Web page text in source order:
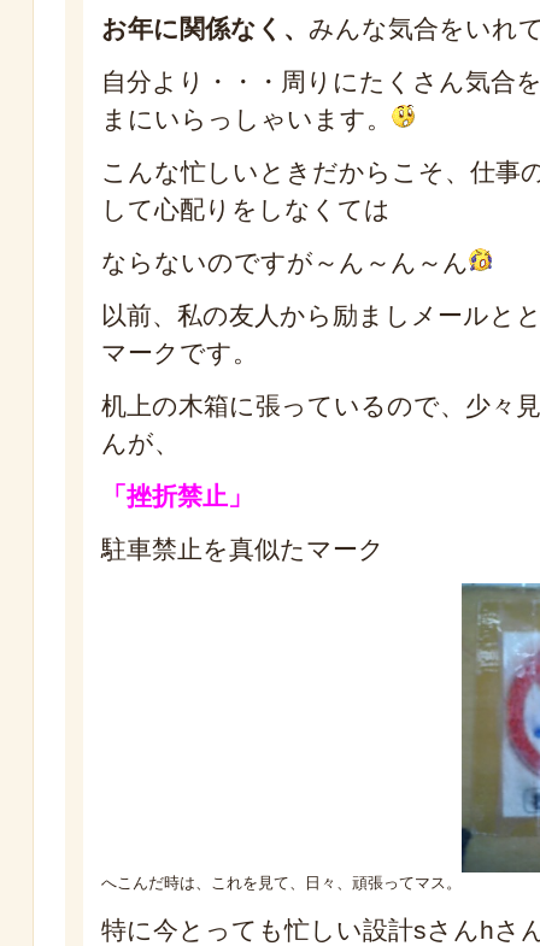
お年に関係なく、 みんな気合をいれ
自分より・・・周りにたくさん気合
まにいらっしゃいます。
こんな忙しいときだからこそ、仕事
して心配りをしなくては
ならないのですが～ん～ん～ん
以前、私の友人から励ましメールと
マークです。
机上の木箱に張っているので、少々
んが、
「挫折禁止」
駐車禁止を真似たマーク
へこんだ時は、これを見て、日々、頑張ってマス。
特に今とっても忙しい設計sさんhさ